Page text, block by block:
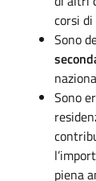
corsi
Sono
Sono
piena